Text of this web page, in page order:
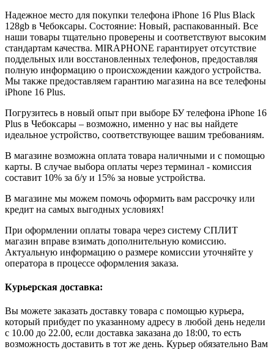
Надежное место для покупки телефона iPhone 16 Plus Black
128gb в Чебоксары. Состояние: Новый, распакованный. Все
наши товары тщательно проверены и соответствуют высоким
стандартам качества. MIRAPHONE гарантирует отсутствие
поддельных или восстановленных телефонов, предоставляя
полную информацию о происхождении каждого устройства.
Мы также предоставляем гарантию магазина на все телефоны
iPhone 16 Plus.
Погрузитесь в новый опыт при выборе БУ телефона iPhone 16
Plus в Чебоксары – возможно, именно у нас вы найдете
идеальное устройство, соответствующее вашим требованиям.
В магазине возможна оплата товара наличными и с помощью
карты. В случае выбора оплаты через терминал - комиссия
составит 10% за б/у и 15% за новые устройства.
В магазине мы можем помочь оформить вам рассрочку или
кредит на самых выгодных условиях!
При оформлении оплаты товара через систему СПЛИТ
магазин вправе взимать дополнительную комиссию.
Актуальную информацию о размере комиссии уточняйте у
оператора в процессе оформления заказа.
Курьерская доставка:
Вы можете заказать доставку товара с помощью курьера,
который прибудет по указанному адресу в любой день недели
с 10.00 до 22.00, если доставка заказана до 18:00, то есть
возможность доставить в тот же день. Курьер обязательно Вам